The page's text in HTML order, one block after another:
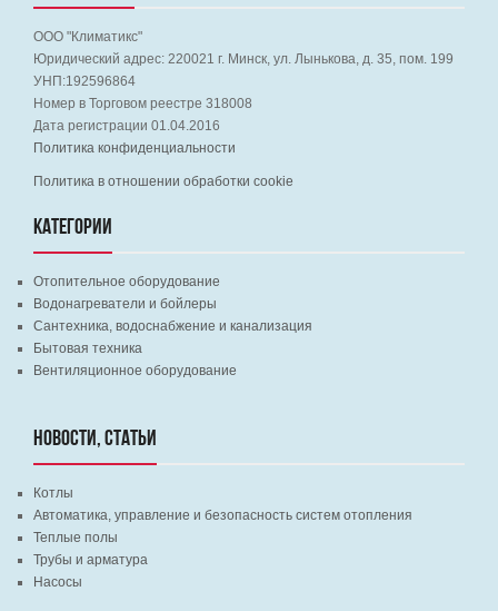
ООО "Климатикс"
Юридический адрес: 220021 г. Минск, ул. Лынькова, д. 35, пом. 199
УНП:192596864
Номер в Торговом реестре 318008
Дата регистрации 01.04.2016
Политика конфиденциальности
Политика в отношении обработки cookie
КАТЕГОРИИ
Отопительное оборудование
Водонагреватели и бойлеры
Сантехника, водоснабжение и канализация
Бытовая техника
Вентиляционное оборудование
НОВОСТИ, СТАТЬИ
Котлы
Автоматика, управление и безопасность систем отопления
Теплые полы
Трубы и арматура
Насосы